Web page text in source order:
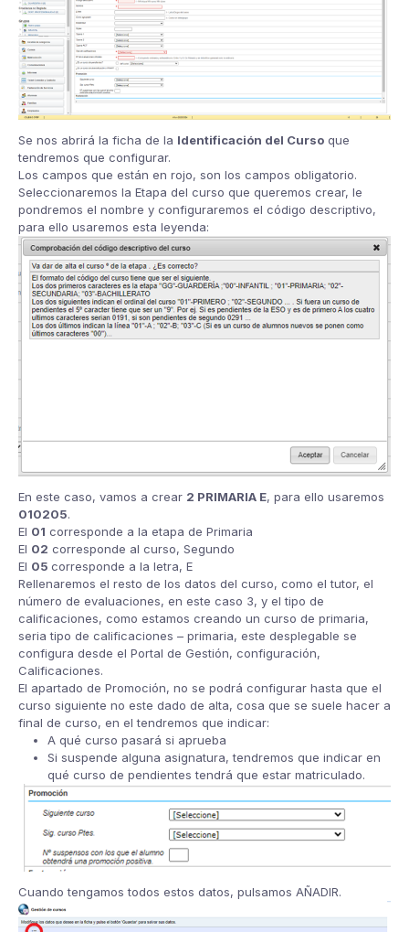
Se nos abrirá la ficha de la Identificación del Curso que
tendremos que configurar.
Los campos que están en rojo, son los campos obligatorio.
Seleccionaremos la Etapa del curso que queremos crear, le
pondremos el nombre y configuraremos el código descriptivo,
para ello usaremos esta leyenda:
En este caso, vamos a crear 2 PRIMARIA E, para ello usaremos
010205.
El 01 corresponde a la etapa de Primaria
El 02 corresponde al curso, Segundo
El 05 corresponde a la letra, E
Rellenaremos el resto de los datos del curso, como el tutor, el
número de evaluaciones, en este caso 3, y el tipo de
calificaciones, como estamos creando un curso de primaria,
seria tipo de calificaciones – primaria, este desplegable se
configura desde el Portal de Gestión, configuración,
Calificaciones.
El apartado de Promoción, no se podrá configurar hasta que el
curso siguiente no este dado de alta, cosa que se suele hacer a
final de curso, en el tendremos que indicar:
A qué curso pasará si aprueba
Si suspende alguna asignatura, tendremos que indicar en
qué curso de pendientes tendrá que estar matriculado.
Cuando tengamos todos estos datos, pulsamos AÑADIR.